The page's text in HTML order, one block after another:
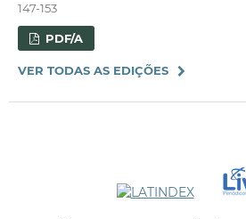
147-153
PDF/A
VER TODAS AS EDIÇÕES